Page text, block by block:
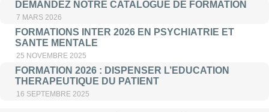
DEMANDEZ NOTRE CATALOGUE DE FORMATION
7 MARS 2026
FORMATIONS INTER 2026 EN PSYCHIATRIE ET
SANTE MENTALE
25 NOVEMBRE 2025
FORMATION 2026 : DISPENSER L’EDUCATION
THERAPEUTIQUE DU PATIENT
16 SEPTEMBRE 2025